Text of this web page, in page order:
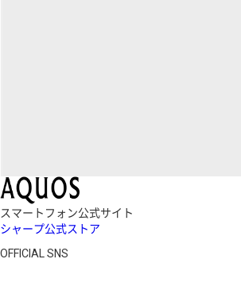
スマートフォン公式サイト
シャープ公式ストア
OFFICIAL SNS